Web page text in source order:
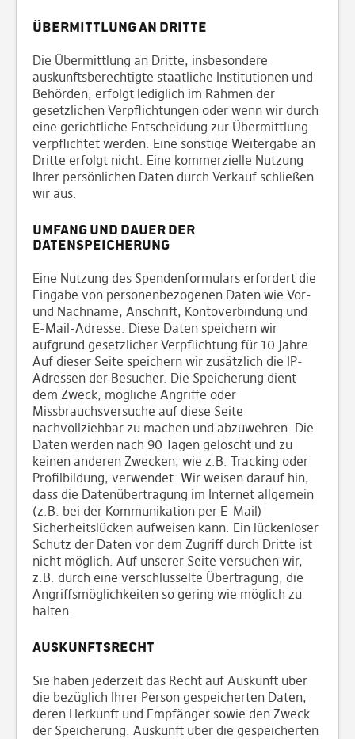
Übermittlung an Dritte
Die Übermittlung an Dritte, insbesondere
auskunftsberechtigte staatliche Institutionen und
Behörden, erfolgt lediglich im Rahmen der
gesetzlichen Verpflichtungen oder wenn wir durch
eine gerichtliche Entscheidung zur Übermittlung
verpflichtet werden. Eine sonstige Weitergabe an
Dritte erfolgt nicht. Eine kommerzielle Nutzung
Ihrer persönlichen Daten durch Verkauf schließen
wir aus.
Umfang und Dauer der
Datenspeicherung
Eine Nutzung des Spendenformulars erfordert die
Eingabe von personenbezogenen Daten wie Vor-
und Nachname, Anschrift, Kontoverbindung und
E-Mail-Adresse. Diese Daten speichern wir
aufgrund gesetzlicher Verpflichtung für 10 Jahre.
Auf dieser Seite speichern wir zusätzlich die IP-
Adressen der Besucher. Die Speicherung dient
dem Zweck, mögliche Angriffe oder
Missbrauchsversuche auf diese Seite
nachvollziehbar zu machen und abzuwehren. Die
Daten werden nach 90 Tagen gelöscht und zu
keinen anderen Zwecken, wie z.B. Tracking oder
Profilbildung, verwendet. Wir weisen darauf hin,
dass die Datenübertragung im Internet allgemein
(z.B. bei der Kommunikation per E-Mail)
Sicherheitslücken aufweisen kann. Ein lückenloser
Schutz der Daten vor dem Zugriff durch Dritte ist
nicht möglich. Auf unserer Seite versuchen wir,
z.B. durch eine verschlüsselte Übertragung, die
Angriffsmöglichkeiten so gering wie möglich zu
halten.
Auskunftsrecht
Sie haben jederzeit das Recht auf Auskunft über
die bezüglich Ihrer Person gespeicherten Daten,
deren Herkunft und Empfänger sowie den Zweck
der Speicherung. Auskunft über die gespeicherten